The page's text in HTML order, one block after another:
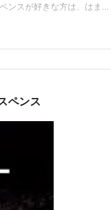
ンスが好きな方は、はまる
だったこともありFBIの試
ペンス